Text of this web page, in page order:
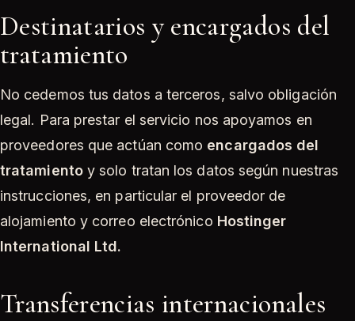
Destinatarios y encargados del
tratamiento
No cedemos tus datos a terceros, salvo obligación
legal. Para prestar el servicio nos apoyamos en
proveedores que actúan como encargados del
tratamientoy solo tratan los datos según nuestras
instrucciones, en particular el proveedor de
alojamiento y correo electrónico Hostinger
International Ltd.
Transferencias internacionales